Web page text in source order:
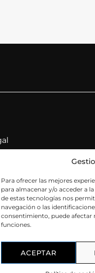
Para ofrecer las mejores
para almacenar y/o acceder a
de estas tecnologías nos
navegación o las
consentimiento, puede afectar
funciones.
ACEPTAR
privacidad
cookies